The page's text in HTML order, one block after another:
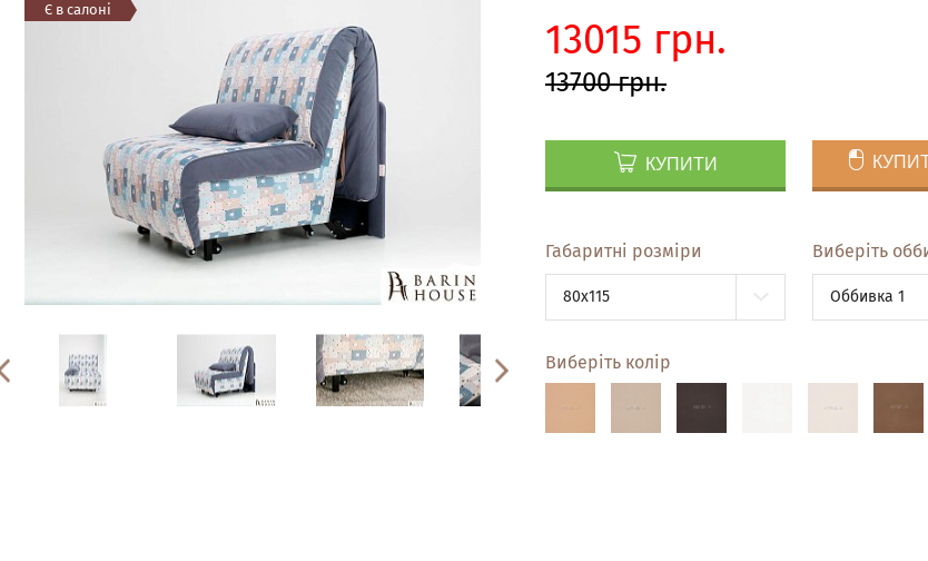
Є в салоні
13015 грн.
13700 грн.
КУПИТИ
Габаритні розміри
80x115
Виберіть
Оббивка 1
Виберіть колір